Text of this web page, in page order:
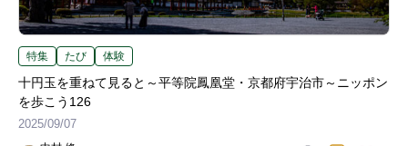
特集 たび 体験
十円玉を重ねて見ると～平等院鳳凰堂・京都府宇治市～ニッポン
を歩こう126
2025/09/07